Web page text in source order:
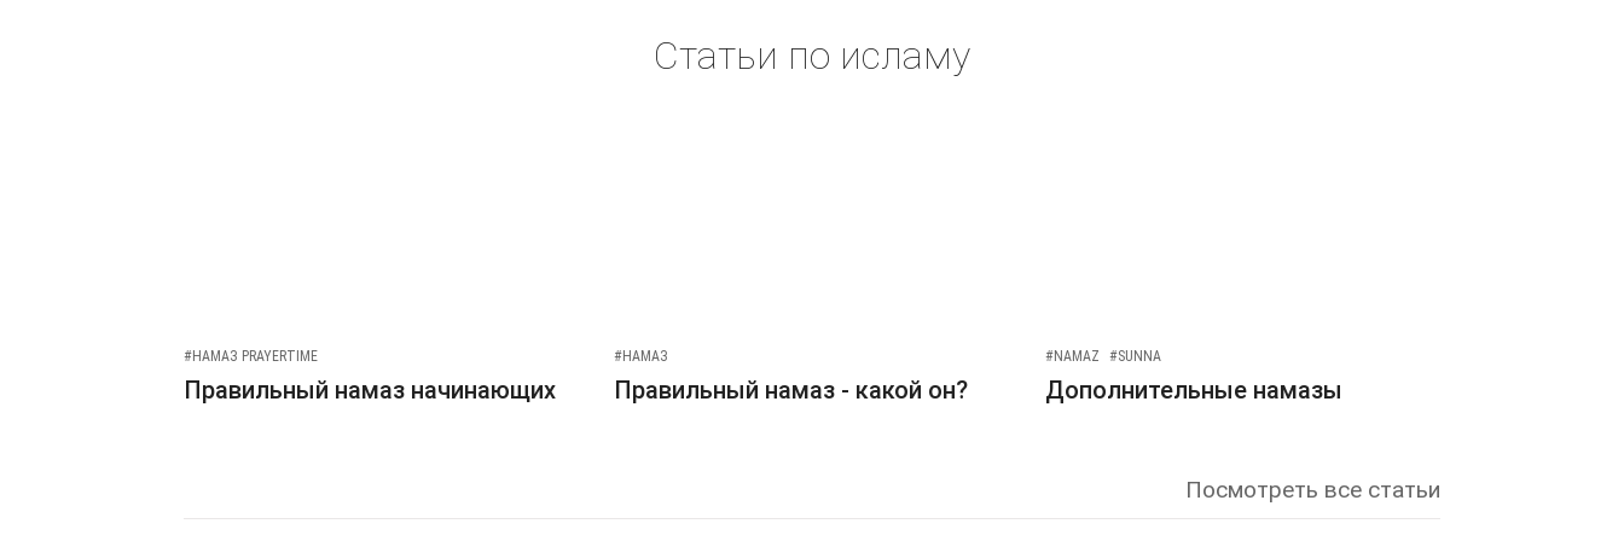
Статьи по исламу
#НАМАЗ PRAYERTIME
Правильный намаз начинающих
#НАМАЗ
Правильный намаз - какой он?
#NAMAZ #SUNNA
Дополнительные намазы
Посмотреть все статьи